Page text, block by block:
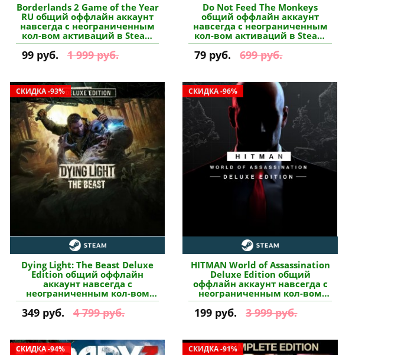
Borderlands 2 Game of the Year
RU общий оффлайн аккаунт
навсегда с неограниченным
кол-вом активаций в Steam
купить
99 руб. 1 999 руб.
Do Not Feed The Monkeys
общий оффлайн аккаунт
навсегда с неограниченным
кол-вом активаций в Steam
купить
79 руб. 699 руб.
СКИДКА -93%
Dying Light: The Beast Deluxe
Edition общий оффлайн
аккаунт навсегда с
неограниченным кол-вом
активаций в Steam купить
349 руб. 4 799 руб.
СКИДКА -96%
HITMAN World of Assassination
Deluxe Edition общий
оффлайн аккаунт навсегда с
неограниченным кол-вом
активаций в Steam купить
199 руб. 3 999 руб.
СКИДКА -94% СКИДКА -91%